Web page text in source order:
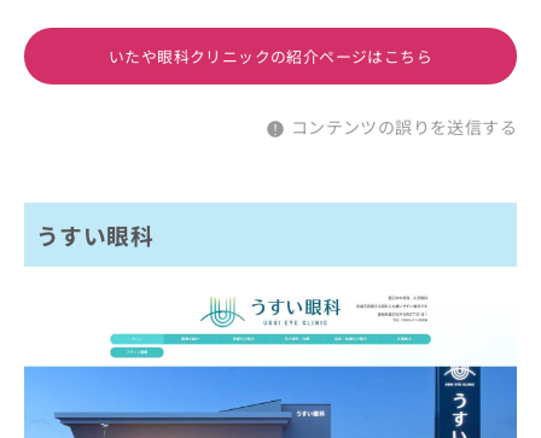
いたや眼科クリニックの紹介ページはこちら
コンテンツの誤りを送信する
うすい眼科